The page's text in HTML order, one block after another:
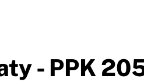
- PPK